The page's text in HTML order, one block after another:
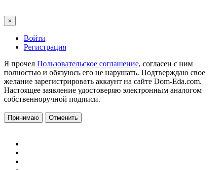
×
Войти
Регистрация
Я прочел Пользовательское соглашение, согласен с ним
полностью и обязуюсь его не нарушать. Подтверждаю свое
желание зарегистрировать аккаунт на сайте Dom-Eda.com.
Настоящее заявление удостоверяю электронным аналогом
собственноручной подписи.
Принимаю Отменить